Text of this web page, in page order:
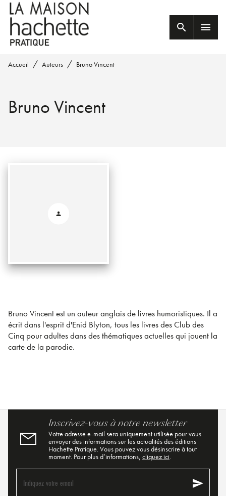
MENU RECHERCHE
PIED DE PAGE
search menu
Accueil / Auteurs / Bruno Vincent
Bruno Vincent
Bruno Vincent est un auteur anglais de livres humoristiques. Il a
écrit dans l'esprit d'Enid Blyton, tous les livres des Club des
Cinq pour adultes dans des thématiques actuelles qui jouent la
carte de la parodie.
Inscrivez-vous à notre newsletter
Votre adresse e-mail sera uniquement utilisée pour vous
envoyer des informations sur les actualités des éditions
Hachette Pratique. Vous pouvez vous désinscrire à tout
moment. Pour plus d’informations, cliquez ici.
Indiquez votre email send